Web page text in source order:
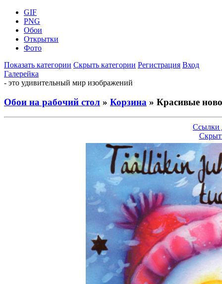
GIF
PNG
Обои
Открытки
Фото
Показать категории Скрыть категории Регистрация Вход
Галерейка
- это удивительный мир изображений
Обои на рабочий стол » Корзина » Красивые
Ссылки